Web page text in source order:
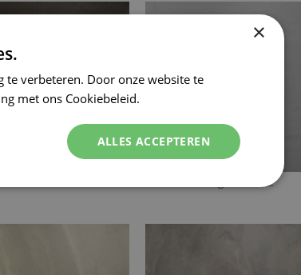
Betonlook egaline G2
×
verbeteren. Door onze website te
met ons Cookiebeleid.
ALLES ACCEPTEREN